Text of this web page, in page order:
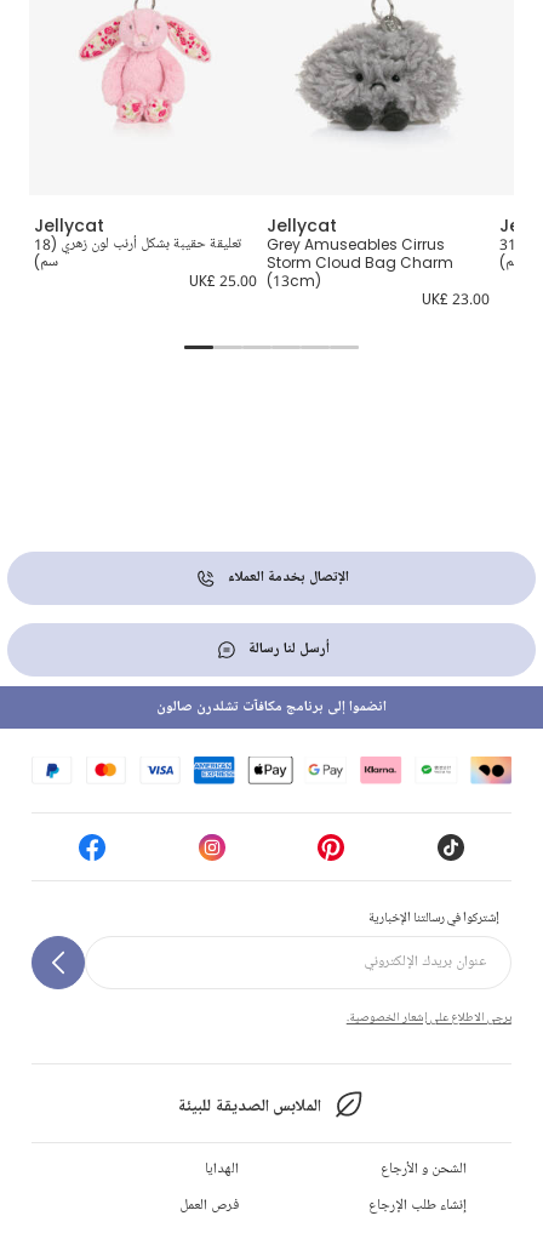
Jellycat
تعليقة حقيبة بشكل أرنب لون زهري (18
سم)
UK£ 25.00
Jellycat
Grey Amuseables Cirrus
Storm Cloud Bag Charm
(13cm)
UK£ 23.00
لعبة طرية أرنب مع نبتة لون كريمي (31
سم)
الإتصال بخدمة العملاء
أرسل لنا رسالة
إشتركوا في رسالتنا الإخبارية
يرجى الاطلاع على إشعار الخصوصية.
الملابس الصديقة للبيئة
انضموا إلى برنامج مكافآت تشلدرن صالون
الشحن و الأرجاع
إنشاء طلب الإرجاع
الهدايا
فرص العمل